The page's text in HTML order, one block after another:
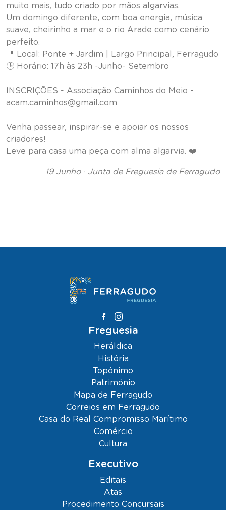
muito mais, tudo criado por mãos algarvias.
Um domingo diferente, com boa energia, música
suave, cheirinho a mar e o rio Arade como cenário
perfeito.
📍 Local: Ponte + Jardim | Largo Principal, Ferragudo
🕒 Horário: 17h às 23h -Junho- Setembro
INSCRIÇÕES - Associação Caminhos do Meio -
acam.caminhos@gmail.com
Venha passear, inspirar-se e apoiar os nossos
criadores!
Leve para casa uma peça com alma algarvia. ❤️
19 Junho · Junta de Freguesia de Ferragudo
Freguesia
Heráldica
História
Topónimo
Património
Mapa de Ferragudo
Correios em Ferragudo
Casa do Real Compromisso Marítimo
Comércio
Cultura
Executivo
Editais
Atas
Procedimento Concursais